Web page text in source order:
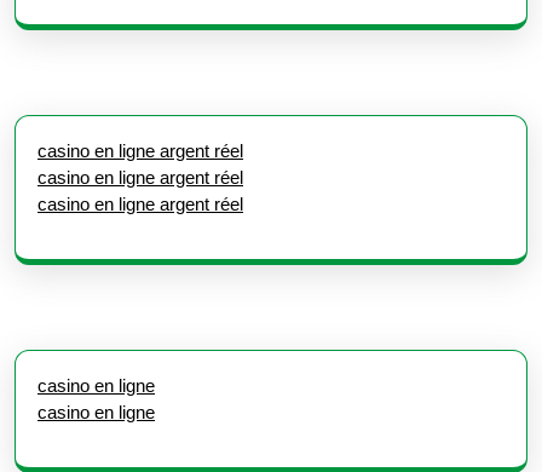
casino en ligne argent réel
casino en ligne argent réel
casino en ligne argent réel
casino en ligne
casino en ligne